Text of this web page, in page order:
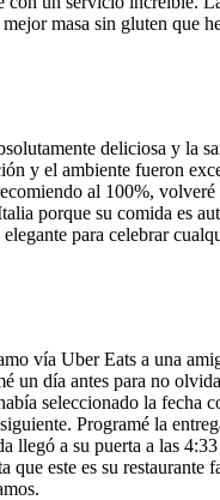
masa sin gluten que
deliciosa y la
y el ambiente fueron
al 100%, volveré
porque su comida es
para celebrar
vía Uber Eats a una
un día antes para no
seleccionado la fecha
Programé la
llegó a su puerta a las
que este es su restaurante